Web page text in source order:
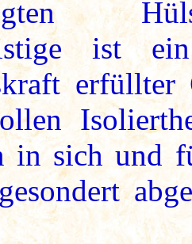
ist
erfüllter
in sich und